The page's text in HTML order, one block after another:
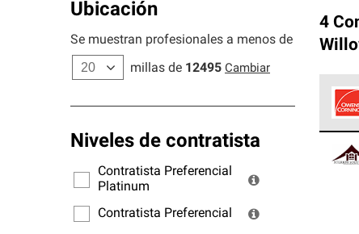
Ubicación
Se muestran profesionales a menos de
millas de 12495 Cambiar
Niveles de contratista
Contratista Preferencial
Platinum
Contratista Preferencial
4